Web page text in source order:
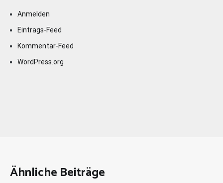
Anmelden
Eintrags-Feed
Kommentar-Feed
WordPress.org
Ähnliche Beiträge